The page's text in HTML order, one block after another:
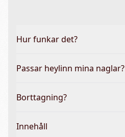
Hur funkar det?
Passar heylinn mina naglar?
Borttagning?
Innehåll